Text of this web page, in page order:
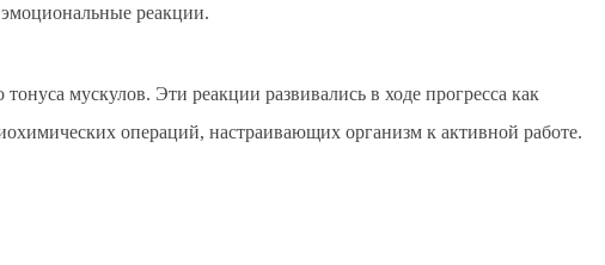
реакции.
мускулов. Эти реакции развивались в ходе прогресса как
операций, настраивающих организм к активной работе.